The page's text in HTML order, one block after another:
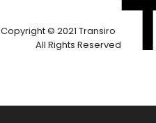
Copyright © 2021 Transiro
All Rights Reserved